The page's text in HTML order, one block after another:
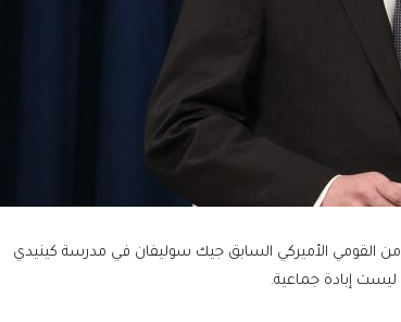
القومي الأميركي السابق جيك سوليفان في مدرسة كينيدي
إبادة جماعية.